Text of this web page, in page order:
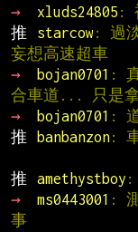
→ xluds24805 :
推
starcow: 過
妄想高速超車
→
bojan0701 :
合車道... 只是
→
bojan0701 :
推
banbanzon:
推
amethystboy :
→
ms0443001 :
事